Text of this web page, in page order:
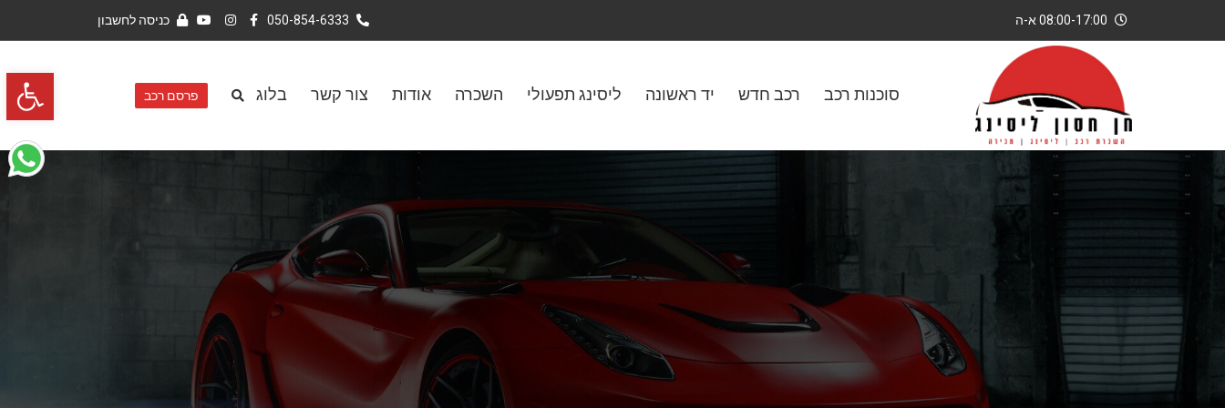
פתח
כניסה לחשבון
סוכנות רכב רכב חדש יד ראשונה ליסינג תפעולי השכרה אודות צור קשר בלוג פרסם רכב